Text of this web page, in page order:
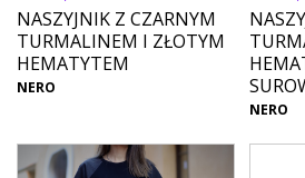
NASZYJNIK Z CZARNYM
TURMALINEM I ZŁOTYM
HEMATYTEM
NERO
NERO